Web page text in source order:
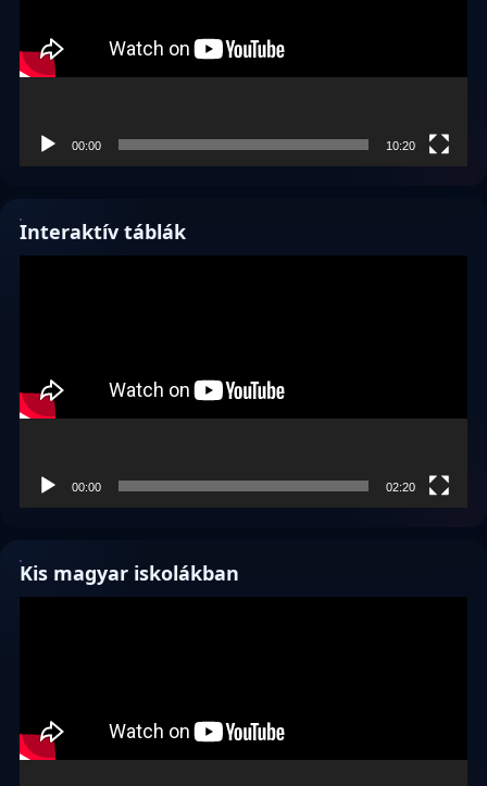
00:00 10:20
Interaktív táblák
00:00 02:20
Kis magyar iskolákban